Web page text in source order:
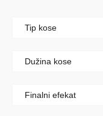
Hidrogeni